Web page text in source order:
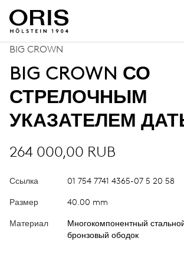
BIG CROWN
BIG CROWN СО
СТРЕЛОЧНЫМ
УКАЗАТЕЛЕМ
264 000,00 RUB
Ссылка 01 754 7741 4365-07 5 20 58
Размер 40.00 mm
Материал
Многокомпонентный
бронзовый ободок